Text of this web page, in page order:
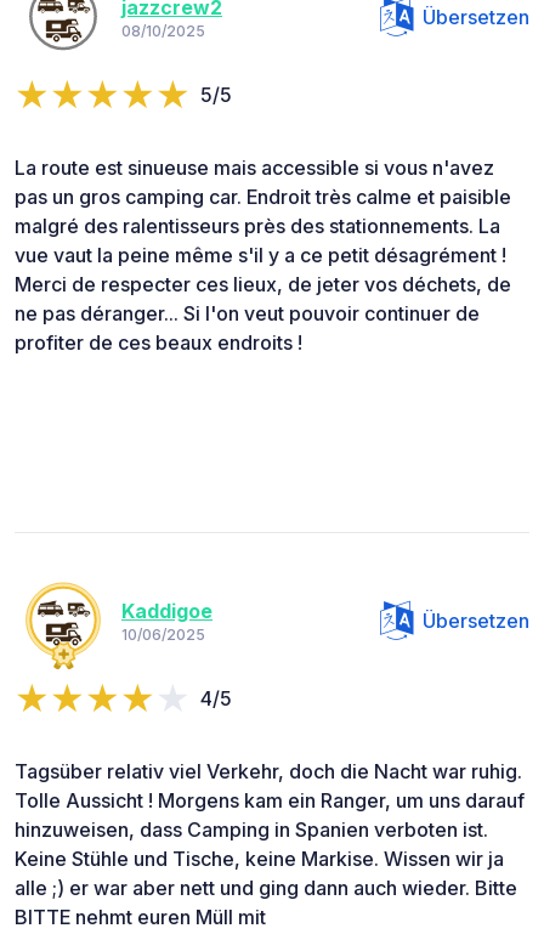
jazzcrew2
08/10/2025
Übersetzen
5/5
La route est sinueuse mais accessible si vous n'avez
pas un gros camping car. Endroit très calme et paisible
malgré des ralentisseurs près des stationnements. La
vue vaut la peine même s'il y a ce petit désagrément !
Merci de respecter ces lieux, de jeter vos déchets, de
ne pas déranger... Si l'on veut pouvoir continuer de
profiter de ces beaux endroits !
Kaddigoe
10/06/2025
Übersetzen
4/5
Tagsüber relativ viel Verkehr, doch die Nacht war ruhig.
Tolle Aussicht ! Morgens kam ein Ranger, um uns darauf
hinzuweisen, dass Camping in Spanien verboten ist.
Keine Stühle und Tische, keine Markise. Wissen wir ja
alle ;) er war aber nett und ging dann auch wieder. Bitte
BITTE nehmt euren Müll mit